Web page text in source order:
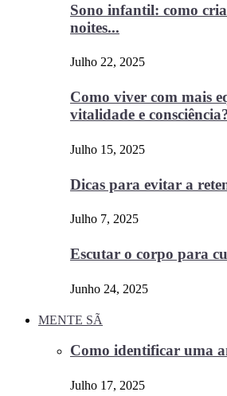
Sono infantil: como
noites...
Julho 22, 2025
Como viver com mais
vitalidade e
Julho 15, 2025
Dicas para evitar a
Julho 7, 2025
Escutar o corpo para
Junho 24, 2025
MENTE SÃ
Como identificar uma
Julho 17, 2025